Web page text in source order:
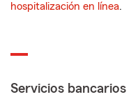
hospitalización en línea.
Servicios bancarios